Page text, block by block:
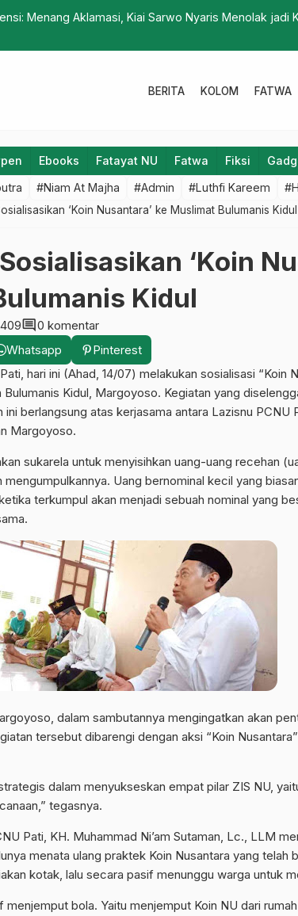
Menang Aklamasi, Kiai Sarwo Nyaris Menolak jadi
BERITA KOLOM FATWA
Ebooks Fatayat NU Fatwa Fiksi
#Niam At Majha #Admin #Luthfi Kareem
‘Koin Nusantara’ ke Muslimat Bulumanis Kidul
‘Koin
Kidul
409comment0 komentar
Whatsapp
Pinterest
hari ini (Ahad, 14/07) melakukan sosialisasi “Koin
Kidul, Margoyoso. Kegiatan yang
berlangsung atas kerjasama antara Lazisnu PCNU
Margoyoso.
sukarela untuk menyisihkan uang-uang recehan
Uang bernominal kecil yang
terkumpul akan menjadi sebuah nominal yang
dalam sambutannya mengingatkan akan
tersebut dibarengi dengan aksi “Koin
dalam menyukseskan empat pilar ZIS NU,
tegasnya.
Pati, KH. Muhammad Ni’am Sutaman, Lc., LLM
menata ulang praktek Koin Nusantara yang telah
kotak, lalu secara pasif menunggu warga untuk
menjemput bola. Yaitu menjemput Koin NU dari